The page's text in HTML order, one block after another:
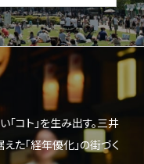
「コト」を生み出す。三井
た「経年優化」の街づく